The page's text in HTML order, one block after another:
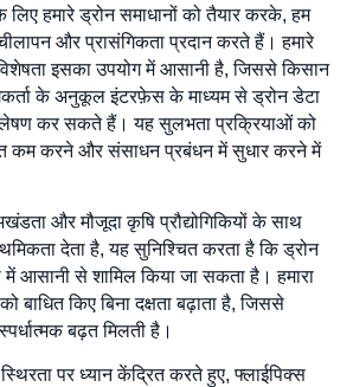
हमारे ड्रोन समाधानों को तैयार करके, हम
और प्रासंगिकता प्रदान करते हैं। हमारे
इसका उपयोग में आसानी है, जिससे किसान
के अनुकूल इंटरफ़ेस के माध्यम से ड्रोन डेटा
कर सकते हैं। यह सुलभता प्रक्रियाओं को
कम करने और संसाधन प्रबंधन में सुधार करने में
और मौजूदा कृषि प्रौद्योगिकियों के साथ
देता है, यह सुनिश्चित करता है कि ड्रोन
में आसानी से शामिल किया जा सकता है। हमारा
बाधित किए बिना दक्षता बढ़ाता है, जिससे
बढ़त मिलती है।
पर ध्यान केंद्रित करते हुए, फ्लाईपिक्स